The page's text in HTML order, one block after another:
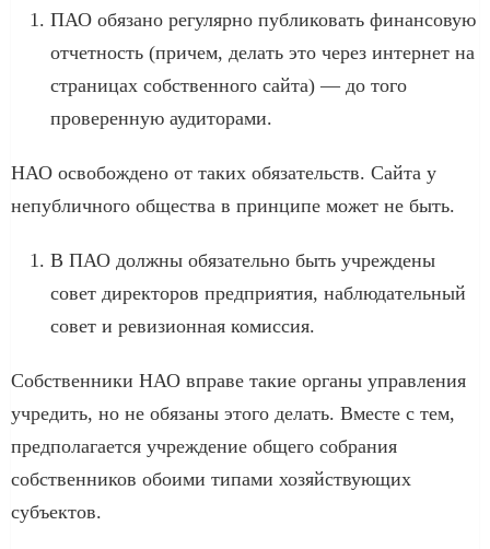
ПАО обязано регулярно публиковать финансовую
отчетность (причем, делать это через интернет на
страницах собственного сайта) — до того
проверенную аудиторами.
НАО освобождено от таких обязательств. Сайта у
непубличного общества в принципе может не быть.
В ПАО должны обязательно быть учреждены
совет директоров предприятия, наблюдательный
совет и ревизионная комиссия.
Собственники НАО вправе такие органы управления
учредить, но не обязаны этого делать. Вместе с тем,
предполагается учреждение общего собрания
собственников обоими типами хозяйствующих
субъектов.